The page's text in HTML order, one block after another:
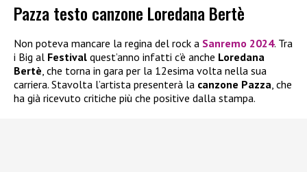
Pazza testo canzone Loredana Bertè
Non poteva mancare la regina del rock a Sanremo 2024. Tra
i Big al Festival quest’anno infatti c’è anche Loredana
Bertè, che torna in gara per la 12esima volta nella sua
carriera. Stavolta l’artista presenterà la canzone Pazza, che
ha già ricevuto critiche più che positive dalla stampa.